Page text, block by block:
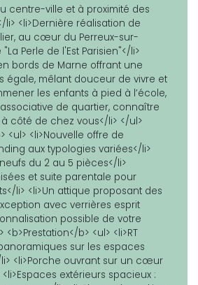
centre-ville et à proximité des
<li>Dernière réalisation de
au cœur du Perreux-sur-
Perle de l'Est Parisien"</li>
bords de Marne offrant une
égale, mêlant douceur de vivre et
les enfants à pied à l’école,
de quartier, connaître
côté de chez vous</li> </ul>
<ul> <li>Nouvelle offre de
aux typologies variées</li>
du 2 au 5 pièces</li>
et suite parentale pour
li> <li>Un attique proposant des
avec verrières esprit
possible de votre
b> <ul> <li>RT
panoramiques sur les espaces
<li>Porche ouvrant sur un cœur
extérieurs spacieux :